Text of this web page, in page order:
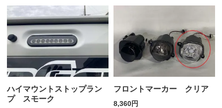
ハイマウントストップラン
プ スモーク
フロントマーカー クリア
8,360円